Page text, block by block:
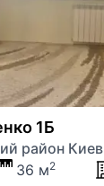
1Б
район Киев
36 м2